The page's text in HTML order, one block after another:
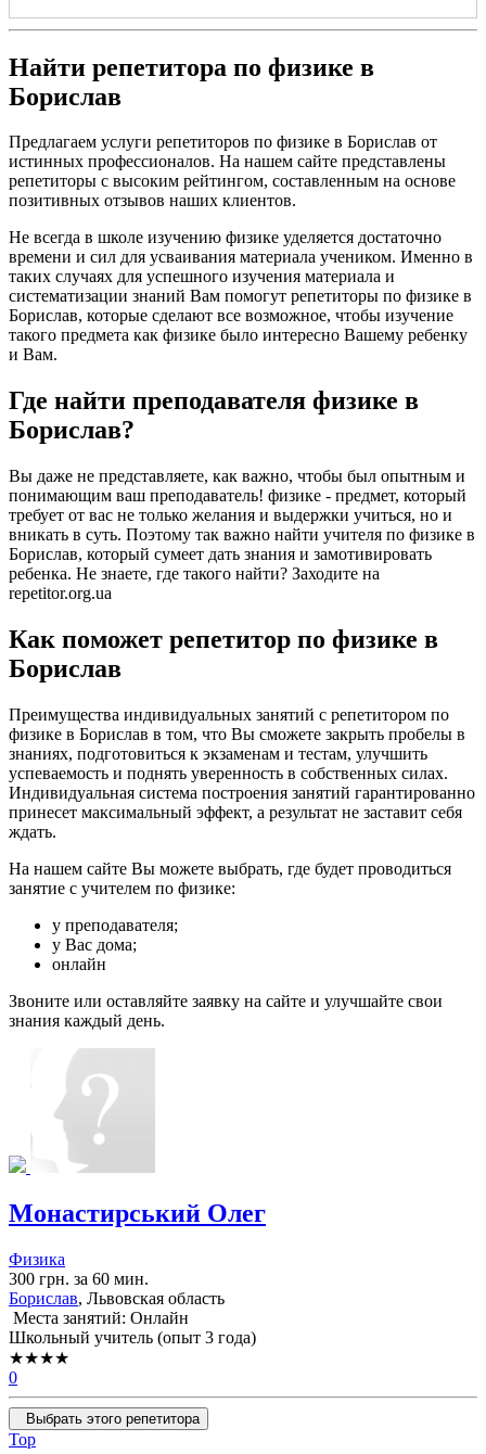
Найти репетитора по физике в
Борислав
Предлагаем услуги репетиторов по физике в Борислав от
истинных профессионалов. На нашем сайте представлены
репетиторы с высоким рейтингом, составленным на основе
позитивных отзывов наших клиентов.
Не всегда в школе изучению физике уделяется достаточно
времени и сил для усваивания материала учеником. Именно в
таких случаях для успешного изучения материала и
систематизации знаний Вам помогут репетиторы по физике в
Борислав, которые сделают все возможное, чтобы изучение
такого предмета как физике было интересно Вашему ребенку
и Вам.
Где найти преподавателя физике в
Борислав?
Вы даже не представляете, как важно, чтобы был опытным и
понимающим ваш преподаватель! физике - предмет, который
требует от вас не только желания и выдержки учиться, но и
вникать в суть. Поэтому так важно найти учителя по физике в
Борислав, который сумеет дать знания и замотивировать
ребенка. Не знаете, где такого найти? Заходите на
repetitor.org.ua
Как поможет репетитор по физике в
Борислав
Преимущества индивидуальных занятий с репетитором по
физике в Борислав в том, что Вы сможете закрыть пробелы в
знаниях, подготовиться к экзаменам и тестам, улучшить
успеваемость и поднять уверенность в собственных силах.
Индивидуальная система построения занятий гарантированно
принесет максимальный эффект, а результат не заставит себя
ждать.
На нашем сайте Вы можете выбрать, где будет проводиться
занятие с учителем по физике:
у преподавателя;
у Вас дома;
онлайн
Звоните или оставляйте заявку на сайте и улучшайте свои
знания каждый день.
Монастирський Олег
Физика
300 грн. за 60 мин.
Борислав, Львовская область
Места занятий: Онлайн
Школьный учитель (опыт 3 года)
★★★★
0
Выбрать этого репетитора
Top